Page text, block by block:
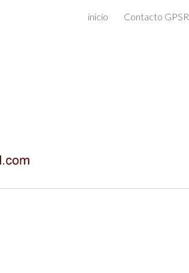
Skip to main content
inicio Contacto GPSR